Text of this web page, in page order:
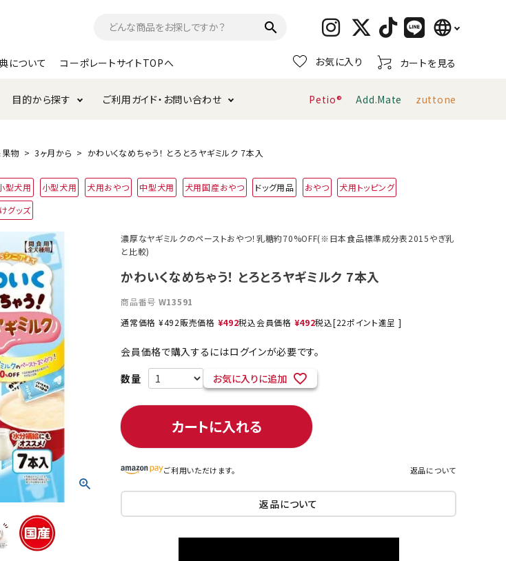
search language
日本語
English
について コーポレートサイトTOPへ お気に入り カートを見る
お手入れ・ケア用品
サークル・ケージ キャリーバッグ
服・ウェア
替え・交換パーツ
トイレタリー・消臭剤
キャリーバッグ おもちゃ
首輪・ハーネス
極上
けりぐるみ特集
目的から探す
投げて遊ぶ デンタルおもちゃ
まとめ買いでオトク！！ ネコポス対象商品一覧
ご利用ガイド・お問い合わせ
ご注文方法について
Petio® Add.Mate zuttone
果物 3ヶ月から かわいくなめちゃう！ とろとろヤギミルク 7本入
型犬用 小型犬用 犬用おやつ 中型犬用 犬用国産おやつ ドッグ用品 おやつ
犬用トッピング
グッズ
濃厚なヤギミルクのペーストおやつ！乳糖約70%OFF(※日本食品標準成分表2015やぎ乳
と比較)
かわいくなめちゃう！ とろとろヤギミルク 7本入
商品番号 W13591
通常価格 ¥492販売価格 ¥492税込会員価格 ¥492税込[22ポイント進呈 ]
会員価格で購入するにはログインが必要です。
お気に入りに追加
カートに入れる
ご利用いただけます。 返品について
返品について